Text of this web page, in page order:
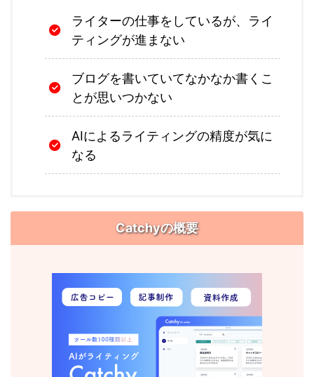
ライターの仕事をしているが、ライ
ティングが進まない
ブログを書いていてなかなか書くこ
とが思いつかない
AIによるライティングの精度が気に
なる
Catchyの概要